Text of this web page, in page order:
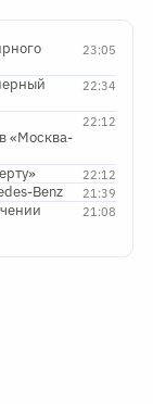
23:05
22:34
22:12
«Москва-
22:12
21:39
Benz
21:08